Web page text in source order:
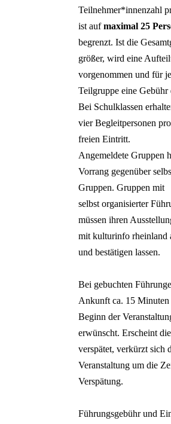
Teilnehmer*innenzahl
ist aufmaximal 25
begrenzt. Ist die
größer, wird eine
vorgenommen und für
Teilgruppe eine Gebühr
Bei Schulklassen
vier Begleitpersonen
freien Eintritt.
Angemeldete Gruppen
Vorrang gegenüber
Gruppen. Gruppen mit
selbst organisierter
müssen ihren
mit kulturinfo rheinland
und bestätigen lassen.
Bei gebuchten
Ankunft ca. 15
Beginn der
erwünscht. Erscheint
verspätet, verkürzt sich
Veranstaltung um die
Verspätung.
Führungsgebühr und